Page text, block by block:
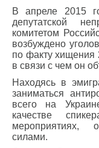
В апреле 2015
депутатской
комитетом
возбуждено
по факту хищения
в связи с чем он
Находясь в
заниматься
всего на
качестве
мероприятиях,
силами.